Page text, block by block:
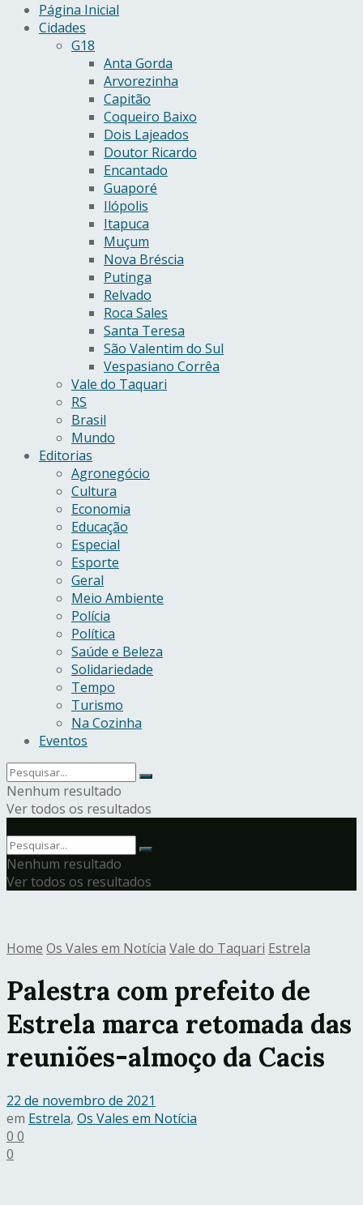
Página Inicial
Cidades
G18
Anta Gorda
Arvorezinha
Capitão
Coqueiro Baixo
Dois Lajeados
Doutor Ricardo
Encantado
Guaporé
Ilópolis
Itapuca
Muçum
Nova Bréscia
Putinga
Relvado
Roca Sales
Santa Teresa
São Valentim do Sul
Vespasiano Corrêa
Vale do Taquari
RS
Brasil
Mundo
Editorias
Agronegócio
Cultura
Economia
Educação
Especial
Esporte
Geral
Meio Ambiente
Polícia
Política
Saúde e Beleza
Solidariedade
Tempo
Turismo
Na Cozinha
Eventos
Nenhum resultado
Ver todos os resultados
Nenhum resultado
Ver todos os resultados
Home Os Vales em Notícia Vale do Taquari Estrela
Palestra com prefeito de
Estrela marca retomada das
reuniões-almoço da Cacis
22 de novembro de 2021
em Estrela, Os Vales em Notícia
0 0
0